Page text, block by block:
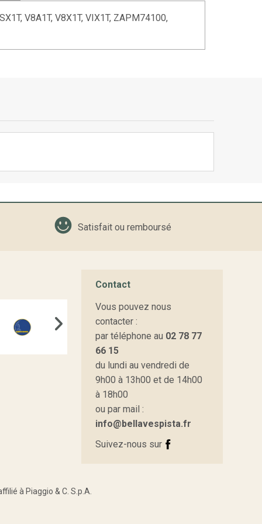
V8A1T, V8X1T, VIX1T, ZAPM74100,
Satisfait ou remboursé
Contact
Vous pouvez nous
contacter :
par téléphone au 02 78 77
66 15
du lundi au vendredi de
9h00 à 13h00 et de 14h00
à 18h00
ou par mail :
info@bellavespista.fr
Suivez-nous sur
à Piaggio & C. S.p.A.